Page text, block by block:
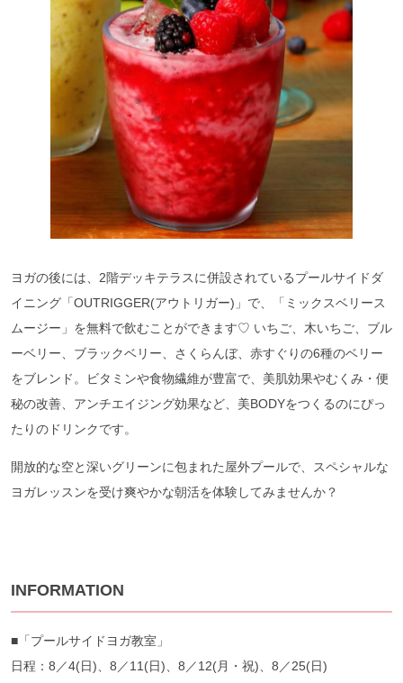
ヨガの後には、2階デッキテラスに併設されているプールサイドダ
イニング「OUTRIGGER(アウトリガー)」で、「ミックスベリース
ムージー」を無料で飲むことができます♡ いちご、木いちご、ブル
ーベリー、ブラックベリー、さくらんぼ、赤すぐりの6種のベリー
をブレンド。ビタミンや食物繊維が豊富で、美肌効果やむくみ・便
秘の改善、アンチエイジング効果など、美BODYをつくるのにぴっ
たりのドリンクです。
開放的な空と深いグリーンに包まれた屋外プールで、スペシャルな
ヨガレッスンを受け爽やかな朝活を体験してみませんか？
INFORMATION
■「プールサイドヨガ教室」
日程：8／4(日)、8／11(日)、8／12(月・祝)、8／25(日)